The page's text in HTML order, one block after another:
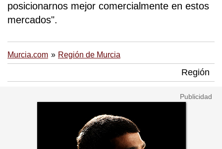
posicionarnos mejor comercialmente en estos
mercados".
Murcia.com Región de Murcia
Región